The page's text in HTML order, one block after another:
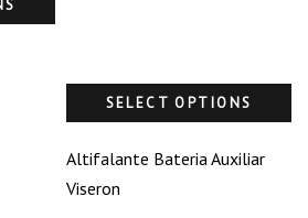
SELECT OPTIONS
Altifalante Bateria Auxiliar
Viseron